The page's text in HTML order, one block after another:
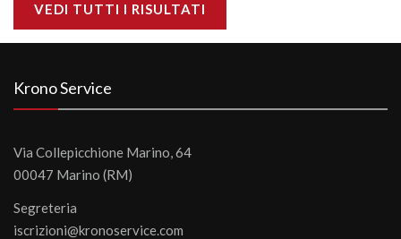
VEDI TUTTI I RISULTATI
Krono Service
Via Collepicchione Marino, 64
00047 Marino (RM)
Segreteria
iscrizioni@kronoservice.com